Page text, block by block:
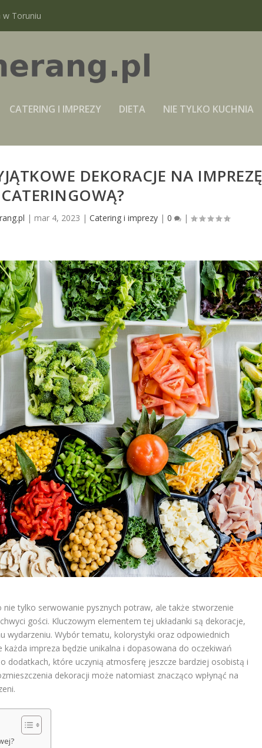
w Toruniu
CATERING I IMPREZY DIETA NIE TYLKO KUCHNIA
DEKORACJE NA IMPREZĘ
CATERINGOWĄ?
| mar 4, 2023 |Catering i imprezy |0 |
tylko serwowanie pysznych potraw, ale także stworzenie
gości. Kluczowym elementem tej układanki są dekoracje,
wydarzeniu. Wybór tematu, kolorystyki oraz odpowiednich
impreza będzie unikalna i dopasowana do oczekiwań
dodatkach, które uczynią atmosferę jeszcze bardziej osobistą i
dekoracji może natomiast znacząco wpłynąć na